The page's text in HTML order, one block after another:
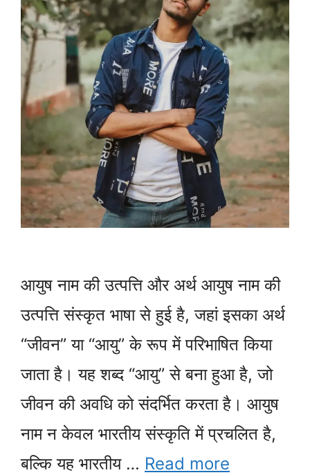
आयुष नाम की उत्पत्ति और अर्थ आयुष नाम की
उत्पत्ति संस्कृत भाषा से हुई है, जहां इसका अर्थ
“जीवन” या “आयु” के रूप में परिभाषित किया
जाता है। यह शब्द “आयु” से बना हुआ है, जो
जीवन की अवधि को संदर्भित करता है। आयुष
नाम न केवल भारतीय संस्कृति में प्रचलित है,
बल्कि यह भारतीय … Read more